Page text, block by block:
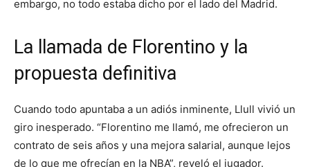
embargo, no todo estaba dicho por el lado del Madrid.
La llamada de Florentino y la
propuesta definitiva
Cuando todo apuntaba a un adiós inminente, Llull vivió un
giro inesperado. “Florentino me llamó, me ofrecieron un
contrato de seis años y una mejora salarial, aunque lejos
de lo que me ofrecían en la NBA”, reveló el jugador.